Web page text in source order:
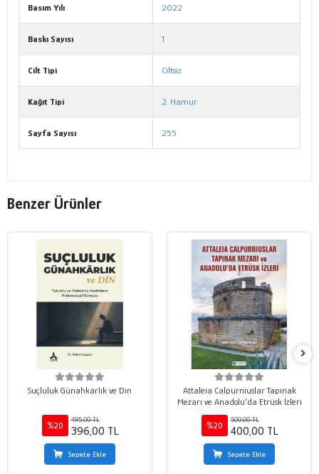
Basım Yılı 2022
Baskı Sayısı 1
Cilt Tipi Ciltsiz
Kağıt Tipi 2. Hamur
Sayfa Sayısı 255
Benzer Ürünler
Suçluluk Günahkarlık ve Din
%20
495,00 TL
396,00 TL
Sepete Ekle
Attaleia Calpurniuslar Tapınak
Mezarı ve Anadolu’da Etrüsk İzleri
%20
500,00 TL
400,00 TL
Sepete Ekle